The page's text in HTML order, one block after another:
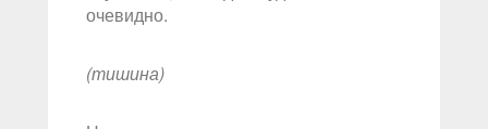
очевидно.
(тишина)